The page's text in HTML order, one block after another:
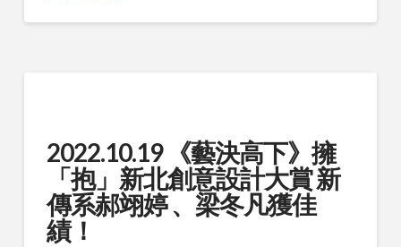
2022.10.19 《藝決高下》擁
「抱」新北創意設計大賞 新
傳系郝翊婷 、梁冬凡獲佳
績！